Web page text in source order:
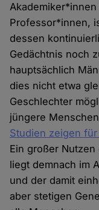
Professor*innen,
dessen
Gedächtnis noch
hauptsächlich
dies nicht etwa
Geschlechter
jüngere
Studien zeigen
Ein großer
liegt demnach im
und der damit
aber stetigen